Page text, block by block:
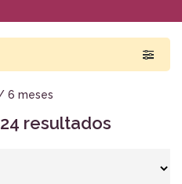
6 meses
resultados